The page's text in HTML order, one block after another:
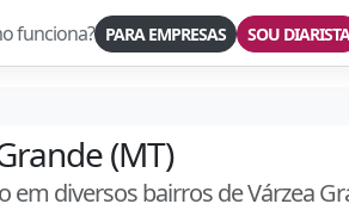
funciona? PARA EMPRESAS SOU DIARISTA
(MT)
em diversos bairrosde Várzea